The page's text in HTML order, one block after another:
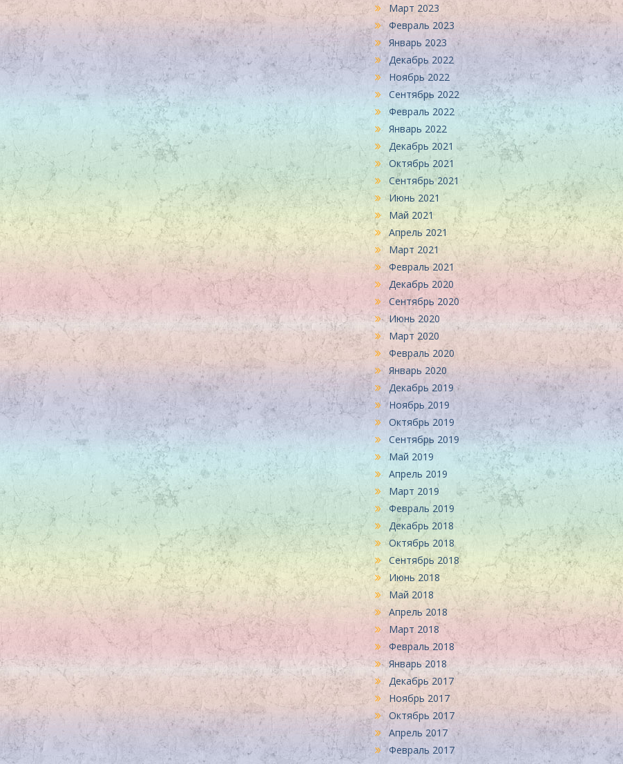
Март 2023
Февраль 2023
Январь 2023
Декабрь 2022
Ноябрь 2022
Сентябрь 2022
Февраль 2022
Январь 2022
Декабрь 2021
Октябрь 2021
Сентябрь 2021
Июнь 2021
Май 2021
Апрель 2021
Март 2021
Февраль 2021
Декабрь 2020
Сентябрь 2020
Июнь 2020
Март 2020
Февраль 2020
Январь 2020
Декабрь 2019
Ноябрь 2019
Октябрь 2019
Сентябрь 2019
Май 2019
Апрель 2019
Март 2019
Февраль 2019
Декабрь 2018
Октябрь 2018
Сентябрь 2018
Июнь 2018
Май 2018
Апрель 2018
Март 2018
Февраль 2018
Январь 2018
Декабрь 2017
Ноябрь 2017
Октябрь 2017
Апрель 2017
Февраль 2017